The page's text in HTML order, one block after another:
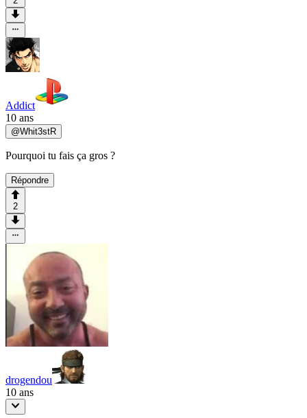
Addict
10 ans
@Whit3stR
Pourquoi tu fais ça gros ?
Répondre
2
drogendou
10 ans